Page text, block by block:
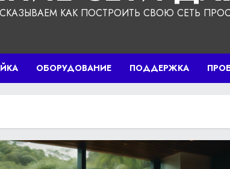
КАК ПОСТРОИТЬ СВОЮ СЕТЬ
ОБОРУДОВАНИЕ ПОДДЕРЖКА